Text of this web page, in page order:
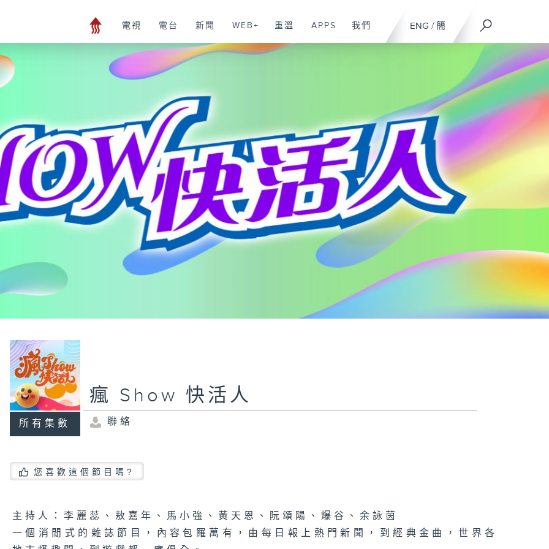
ENG / 簡
電視 電台 新聞 WEB+ 重溫 APPS 我們
所有集數
瘋 Show 快活人
聯絡
您喜歡這個節目嗎?
主持人：李麗蕊、敖嘉年、馬小強、黃天恩、阮頌陽、爆谷、余詠茵
一個消閒式的雜誌節目，內容包羅萬有，由每日報上熱門新聞，到經典金曲，世界各